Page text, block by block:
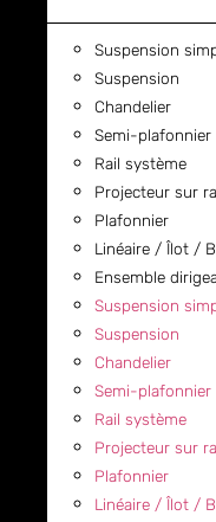
Suspension
Suspension
Chandelier
Semi-plafonnier
Rail système
Projecteur sur
Plafonnier
Linéaire / Îlot /
Ensemble
Suspension
Suspension
Chandelier
Semi-plafonnier
Rail système
Projecteur sur
Plafonnier
Linéaire / Îlot /